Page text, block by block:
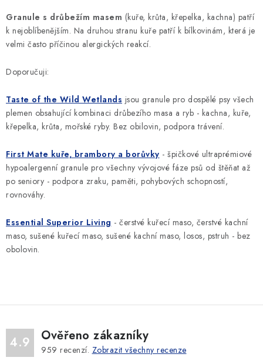
c
í
p
v
y
v
ý
p
i
s
u
n
k
o
v
á
n
í
Granule s drůbežím masem (kuře, krůta, křepelka, kachna) patří
k nejoblíbenějším. Na druhou stranu kuře patří k bílkovinám, která je
velmi často příčinou alergických reakcí.
Doporučuji:
Taste of the Wild Wetlands jsou granule pro dospělé psy všech
plemen obsahující kombinaci drůbezího masa a ryb - kachna, kuře,
křepelka, krůta, mořské ryby. Bez obilovin, podpora trávení.
First Mate kuře, brambory a borůvky - špičkové ultraprémiové
hypoalergenní granule pro všechny vývojové fáze psů od štěňat až
po seniory - podpora zraku, paměti, pohybových schopností,
rovnováhy.
Essential Superior Living - čerstvé kuřecí maso, čerstvé kachní
maso, sušené kuřecí maso, sušené kachní maso, losos, pstruh - bez
obolovin.
4.9 Ověřeno zákazníky
959 recenzí. Zobrazit všechny recenze